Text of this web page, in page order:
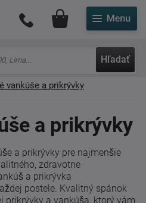
Hľadať
Môj účet
vankúše a prikrývky
a prikrývky
a prikrývky pre najmenšie
zdravotne
a prikrývka
postele. Kvalitný spánok
prikrývky a vankúša, ktorý vám